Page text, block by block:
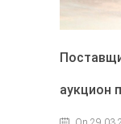
аукцион